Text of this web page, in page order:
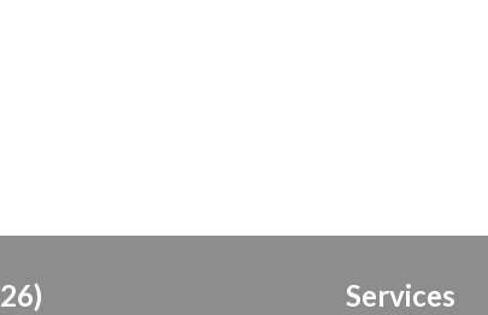
Services